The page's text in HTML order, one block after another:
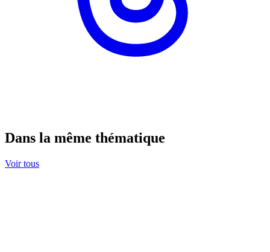
Dans la même thématique
Voir tous